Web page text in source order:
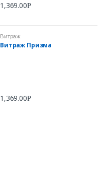
1,369.00Р
Витраж
Витраж Призма
1,369.00Р